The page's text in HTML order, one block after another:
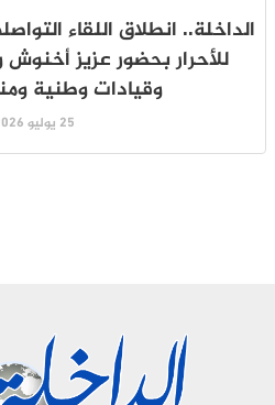
الداخلة.. انطلاق اللقاء
للأحرار بحضور عزيز
وقيادات وطنية
25 يوليو 2026